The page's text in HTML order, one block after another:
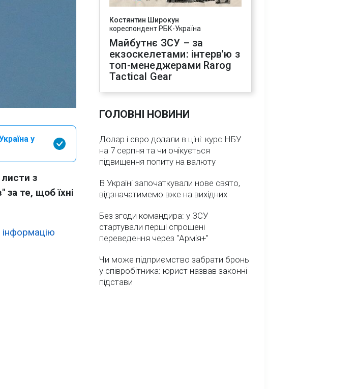
у
листи з
те, щоб їхні
інформацію
Костянтин Широкун
кореспондент РБК-Україна
Майбутнє ЗСУ – за
екзоскелетами: інтерв'ю з
топ-менеджерами Rarog
Tactical Gear
ГОЛОВНІ НОВИНИ
Долар і євро додали в ціні: курс НБУ
на 7 серпня та чи очікується
підвищення попиту на валюту
В Україні започаткували нове свято,
відзначатимемо вже на вихідних
Без згоди командира: у ЗСУ
стартували перші спрощені
переведення через "Армія+"
Чи може підприємство забрати бронь
у співробітника: юрист назвав законні
підстави